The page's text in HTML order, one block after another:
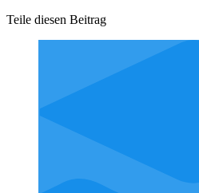
Teile diesen Beitrag